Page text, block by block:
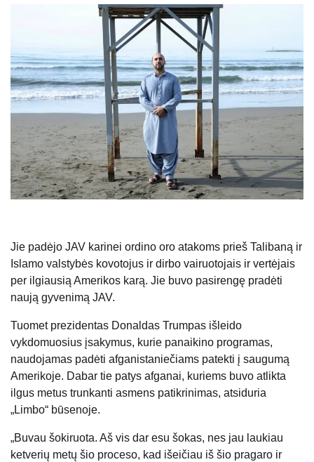
Jie padėjo JAV karinei ordino oro atakoms prieš Talibaną ir
Islamo valstybės kovotojus ir dirbo vairuotojais ir vertėjais
per ilgiausią Amerikos karą. Jie buvo pasirengę pradėti
naują gyvenimą JAV.
Tuomet prezidentas Donaldas Trumpas išleido
vykdomuosius įsakymus, kurie panaikino programas,
naudojamas padėti afganistaniečiams patekti į saugumą
Amerikoje. Dabar tie patys afganai, kuriems buvo atlikta
ilgus metus trunkanti asmens patikrinimas, atsiduria
„Limbo“ būsenoje.
„Buvau šokiruota. Aš vis dar esu šokas, nes jau laukiau
ketverių metų šio proceso, kad išeičiau iš šio pragaro ir